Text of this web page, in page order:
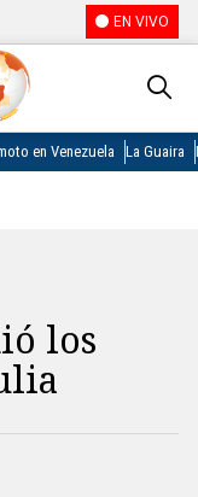
EN VIVO
en Venezuela La Guaira
los